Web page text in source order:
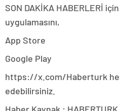
SON DAKİKA HABERLERİ
uygulamasını,
App Store
Google Play
https://x.com/Haberturk
edebilirsiniz.
Haber Kaynak :